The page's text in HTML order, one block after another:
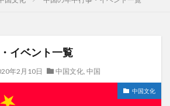
イベント一覧
年2月10日 中国文化, 中国
中国文化